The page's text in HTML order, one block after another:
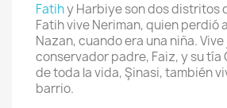
Fatihy Harbiye son dos distritos
Fatih vive Neriman, quien perdió
Nazan, cuando era una niña.
conservador padre, Faiz, y su tía
de toda la vida, Şinasi, también
barrio.